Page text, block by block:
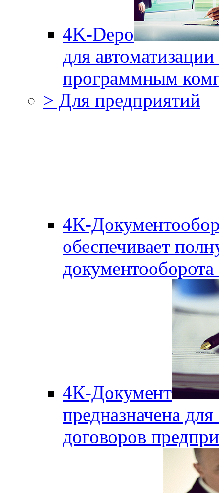
4K-Depo
для
программным
> Для предприятий
4К-
обеспечивает
4К-Документ
предназначена
договоров